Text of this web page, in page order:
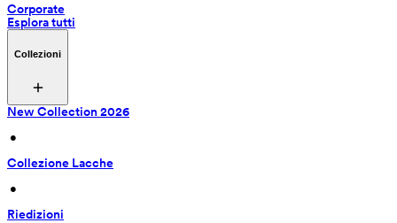
Corporate
Esplora tutti
Collezioni
New Collection 2026
•
Collezione Lacche
•
Riedizioni